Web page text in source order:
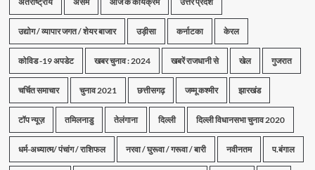
उद्योग / व्यापार जगत / शेयर बाजार उड़ीसा कर्नाटका केरल
कोविड -19 अपडेट खबर चुनाव : 2024 खबरें राजधानी से खेल गुजरात
चर्चित समाचार चुनाव 2021 छत्तीसगढ़ जम्मू कश्मीर झारखंड
टॉप न्यूज़ तमिलनाडु तेलंगाना दिल्ली दिल्ली विधानसभा चुनाव 2020
धर्म-अध्यात्म/ पंचांग / राशिफल नरवा / घुरूवा / गरूवा / बारी नवीनतम प.बंगाल